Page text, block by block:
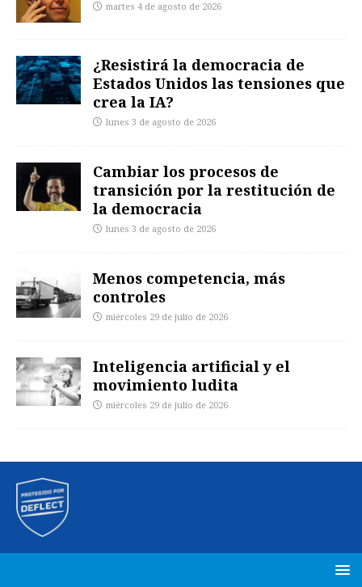
martes 4 de agosto de 2026
¿Resistirá la democracia de
Estados Unidos las tensiones que
crea la IA?
lunes 3 de agosto de 2026
Cambiar los procesos de
transición por la restitución de
la democracia
lunes 3 de agosto de 2026
Menos competencia, más
controles
miércoles 29 de julio de 2026
Inteligencia artificial y el
movimiento ludita
miércoles 29 de julio de 2026